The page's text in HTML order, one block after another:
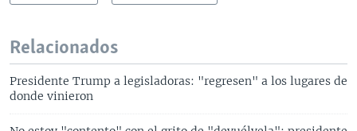
Relacionados
Presidente Trump a legisladoras: "regresen" a los lugares de
donde vinieron